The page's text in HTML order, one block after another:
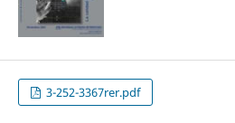
3-252-3367rer.pdf